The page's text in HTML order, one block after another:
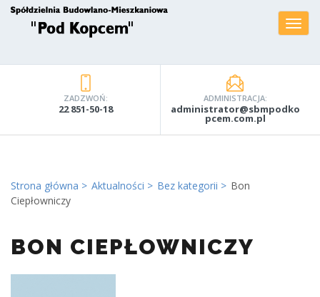
ZADZWOŃ:
22 851-50-18
ADMINISTRACJA:
administrator@sbmpodko
pcem.com.pl
Strona główna Aktualności Bez kategorii
Bon
Ciepłowniczy
BON CIEPŁOWNICZY